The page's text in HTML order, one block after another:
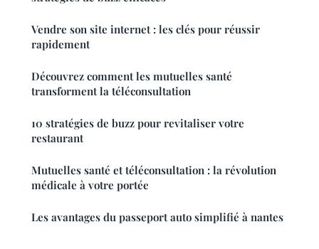
Vendre son site internet : les clés pour réussir
rapidement
Découvrez comment les mutuelles santé
transforment la téléconsultation
10 stratégies de buzz pour revitaliser votre
restaurant
Mutuelles santé et téléconsultation : la révolution
médicale à votre portée
Les avantages du passeport auto simplifié à nantes